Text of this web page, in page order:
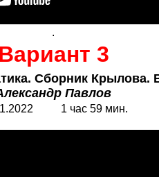
.
Вариант 3
Сборник Крылова.
Павлов
1 час 59 мин.